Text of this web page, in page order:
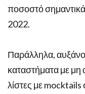
ποσοστό
2022.
Παράλληλα,
καταστήματα με μη
λίστες με mocktails